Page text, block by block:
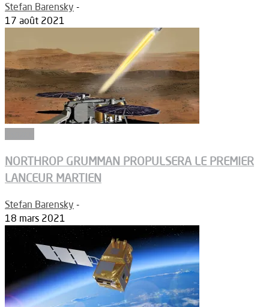
Stefan Barensky -
17 août 2021
NORTHROP GRUMMAN PROPULSERA LE PREMIER
LANCEUR MARTIEN
Stefan Barensky -
18 mars 2021